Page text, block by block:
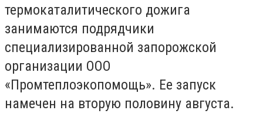
термокаталитического дожига
занимаются подрядчики
специализированной запорожской
организации ООО
«Промтеплоэкопомощь». Ее запуск
намечен на вторую половину августа.